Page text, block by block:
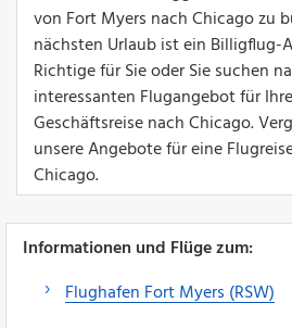
von Fort Myers nach Chicago zu
nächsten Urlaub ist ein Billigflug-
Richtige für Sie oder Sie suchen
interessanten Flugangebot für
Geschäftsreise nach Chicago.
unsere Angebote für eine
Chicago.
Informationen und Flüge zum:
Flughafen Fort Myers (RSW)